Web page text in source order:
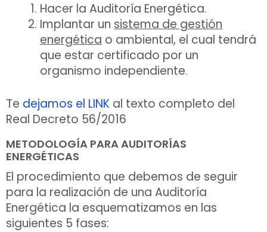
Hacer la Auditoría Energética.
Implantar un sistema de gestión
energética o ambiental, el cual tendrá
que estar certificado por un
organismo independiente.
Te dejamos el LINK al texto completo del
Real Decreto 56/2016
METODOLOGÍA PARA AUDITORÍAS
ENERGÉTICAS
El procedimiento que debemos de seguir
para la realización de una Auditoría
Energética la esquematizamos en las
siguientes 5 fases: